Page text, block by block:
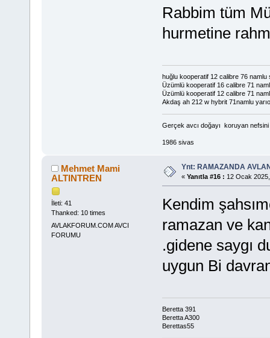
Rabbim tüm
hurmetine
huğlu kooperatif 12 calibre 76 namlu
Üzümlü kooperatif 16 calibre 71
Üzümlü kooperatif 12 calibre 71
Akdaş ah 212 w hybrit 71namlu
Gerçek avcı doğayı koruyan nefsini
1986 sivas
Mehmet Mami
ALTINTREN
İleti: 41
Thanked: 10 times
AVLAKFORUM.COM AVCI
FORUMU
Ynt: RAMAZANDA
« Yanıtla #16 : 12 Ocak
Kendim
ramazan ve
.gidene saygı
uygun Bi
Beretta 391
Beretta A300
Berettas55